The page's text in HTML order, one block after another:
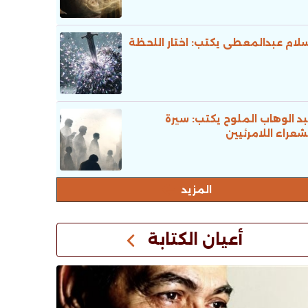
عبدالمعطى يكتب: اختار اللحظة
الوهاب الملوح يكتب: سيرة
اللامرئيين
المزيد
أعيان الكتابة